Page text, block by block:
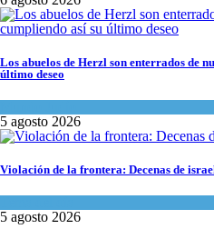
Los abuelos de Herzl son enterrados de
último deseo
5 agosto 2026
Violación de la frontera: Decenas de
5 agosto 2026